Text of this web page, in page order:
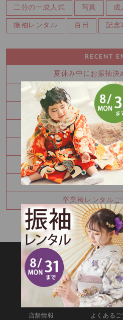
二分の一成人式 写真 成
振袖レンタル 百日 記念
RECENT
夏休み中にお振袖決
8月 夏の特別展示会 ご予
Half
8月 振袖特別展示会 ご
Happy
七五三詣りの
8月振袖展示会予
卒業袴レンタル
新着情
キャンペ
店舗情報
よくあるご